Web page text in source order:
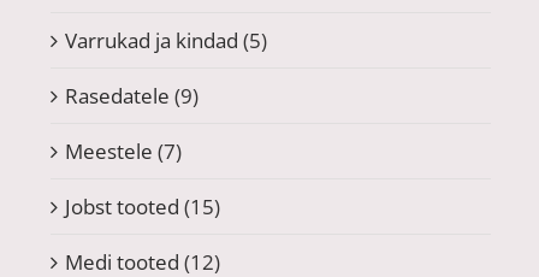
Varrukad ja kindad (5)
Rasedatele (9)
Meestele (7)
Jobst tooted (15)
Medi tooted (12)